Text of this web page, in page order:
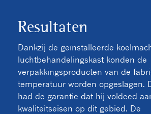
Resultaten
Dankzij de geïnstalleerde
luchtbehandelingskast konden de
verpakkingsproducten van de
temperatuur worden opgeslagen.
had de garantie dat hij voldeed
kwaliteitseisen op dit gebied. De